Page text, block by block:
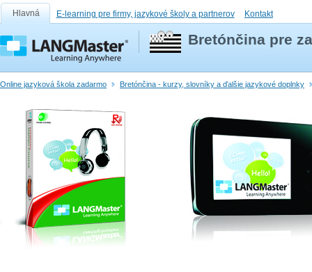
Hlavná E-learning pre firmy, jazykové školy a partnerov Kontakt
Bretónčina pre
Online jazyková škola zadarmo Bretónčina - kurzy, slovníky a ďalšie jazykové doplnky